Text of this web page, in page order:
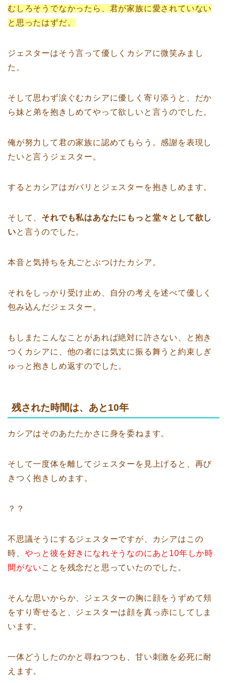
むしろそうでなかったら、君が家族に愛されていない
と思ったはずだ。
ジェスターはそう言って優しくカシアに微笑みまし
た。
そして思わず涙ぐむカシアに優しく寄り添うと、だか
ら妹と弟を抱きしめてやって欲しいと言うのでした。
俺が努力して君の家族に認めてもらう。感謝を表現し
たいと言うジェスター。
するとカシアはガバリとジェスターを抱きしめます。
そして、 それでも私はあなたにもっと堂々として欲し
いと言うのでした。
本音と気持ちを丸ごとぶつけたカシア。
それをしっかり受け止め、自分の考えを述べて優しく
包み込んだジェスター。
もしまたこんなことがあれば絶対に許さない、と抱き
つくカシアに、他の者には気丈に振る舞うと約束しぎ
ゅっと抱きしめ返すのでした。
残された時間は、あと10年
カシアはそのあたたかさに身を委ねます。
そして一度体を離してジェスターを見上げると、再び
きつく抱きしめます。
？？
不思議そうにするジェスターですが、カシアはこの
時、 やっと彼を好きになれそうなのにあと10年しか時
間がない ことを残念だと思っていたのでした。
そんな思いからか、ジェスターの胸に顔をうずめて頬
をすり寄せると、ジェスターは顔を真っ赤にしてしま
います。
一体どうしたのかと尋ねつつも、甘い刺激を必死に耐
えます。